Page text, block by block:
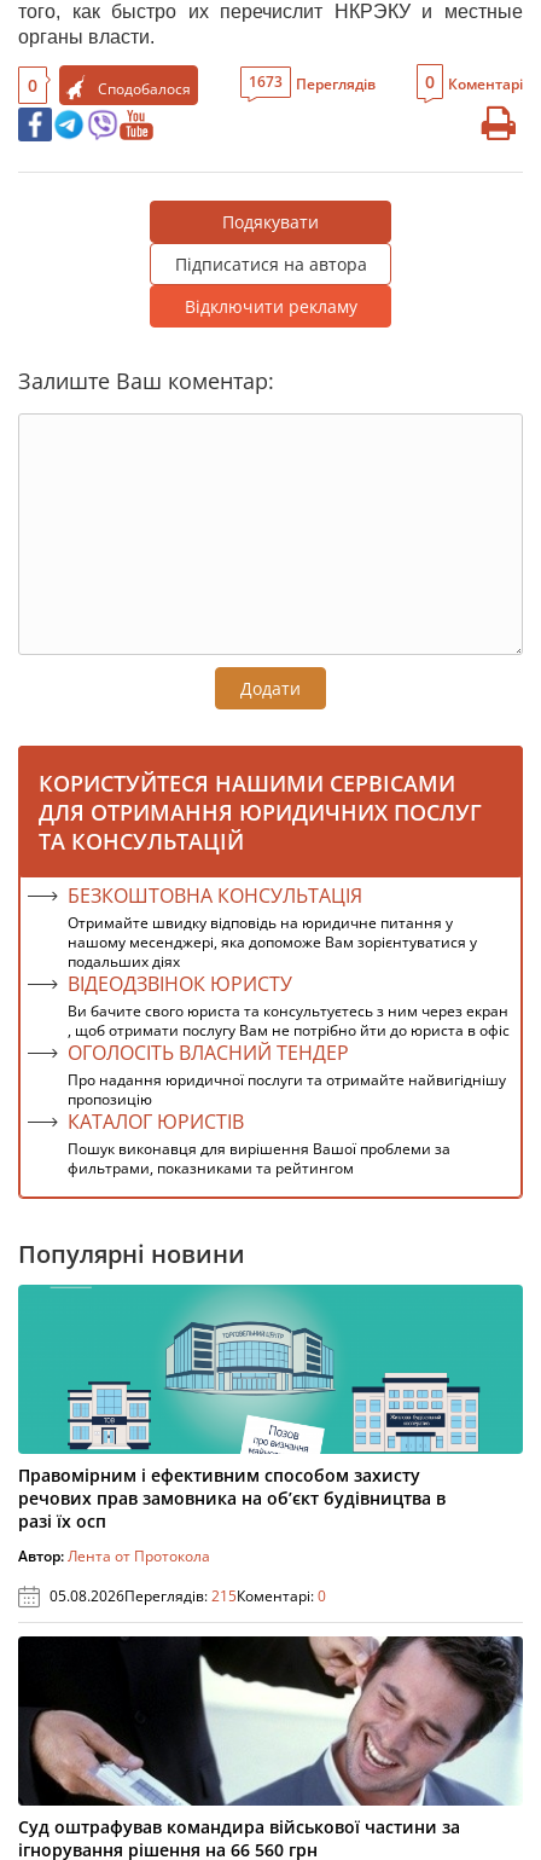
того, как быстро их перечислит НКРЭКУ и местные
органы власти.
0 Сподобалося 1673 Переглядів 0 Коментарі
Подякувати
Підписатися на автора
Відключити рекламу
Залиште Ваш коментар:
Додати
КОРИСТУЙТЕСЯ НАШИМИ СЕРВІСАМИ
ДЛЯ ОТРИМАННЯ ЮРИДИЧНИХ ПОСЛУГ
ТА КОНСУЛЬТАЦІЙ
БЕЗКОШТОВНА КОНСУЛЬТАЦІЯ
Отримайте швидку відповідь на юридичне питання у
нашому месенджері, яка допоможе Вам зорієнтуватися у
подальших діях
ВІДЕОДЗВІНОК ЮРИСТУ
Ви бачите свого юриста та консультуєтесь з ним через екран
, щоб отримати послугу Вам не потрібно йти до юриста в офіс
ОГОЛОСІТЬ ВЛАСНИЙ ТЕНДЕР
Про надання юридичної послуги та отримайте найвигіднішу
пропозицію
КАТАЛОГ ЮРИСТІВ
Пошук виконавця для вирішення Вашої проблеми за
фильтрами, показниками та рейтингом
Популярні новини
Правомірним і ефективним способом захисту
речових прав замовника на об’єкт будівництва в
разі їх осп
Автор:Лента от Протокола
05.08.2026Переглядів:215Коментарі:0
Суд оштрафував командира військової частини за
ігнорування рішення на 66 560 грн